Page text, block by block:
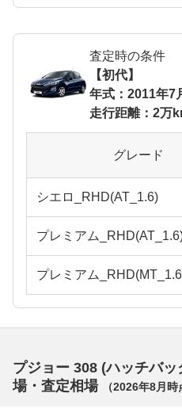
査定時の条件
【初代】
年式：2011年7
走行距離：2万
グレード
シエロ_RHD(AT_1.6)
プレミアム
プレミアム
プジョー 308 (ハッチバ
場・査定相場
（2026年8月 時